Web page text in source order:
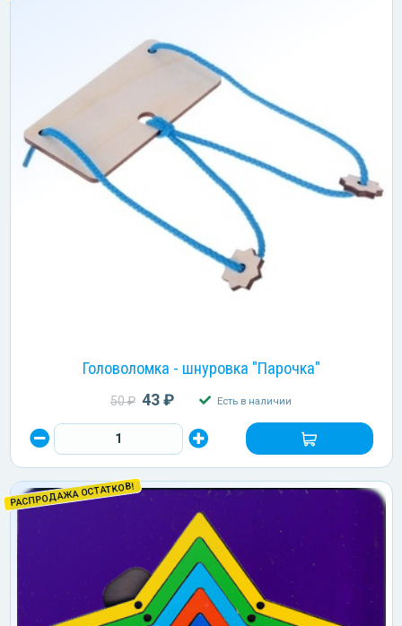
Головоломка - шнуровка "Парочка"
50 ₽ 43 ₽ Есть в наличии
РАСПРОДАЖА ОСТАТКОВ!